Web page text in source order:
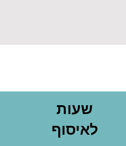
שעות
לאיסוף